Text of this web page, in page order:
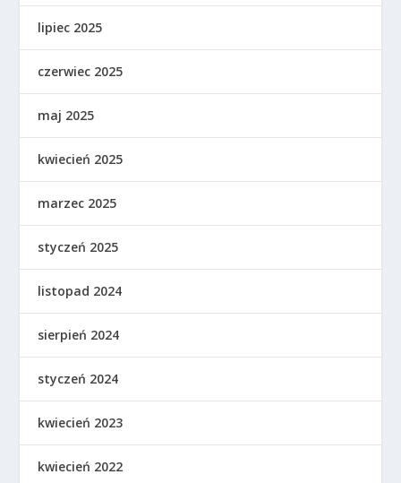
lipiec 2025
czerwiec 2025
maj 2025
kwiecień 2025
marzec 2025
styczeń 2025
listopad 2024
sierpień 2024
styczeń 2024
kwiecień 2023
kwiecień 2022